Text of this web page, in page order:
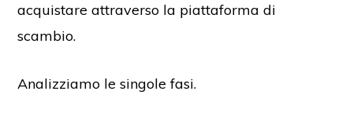
acquistare attraverso la piattaforma di
scambio.
Analizziamo le singole fasi.